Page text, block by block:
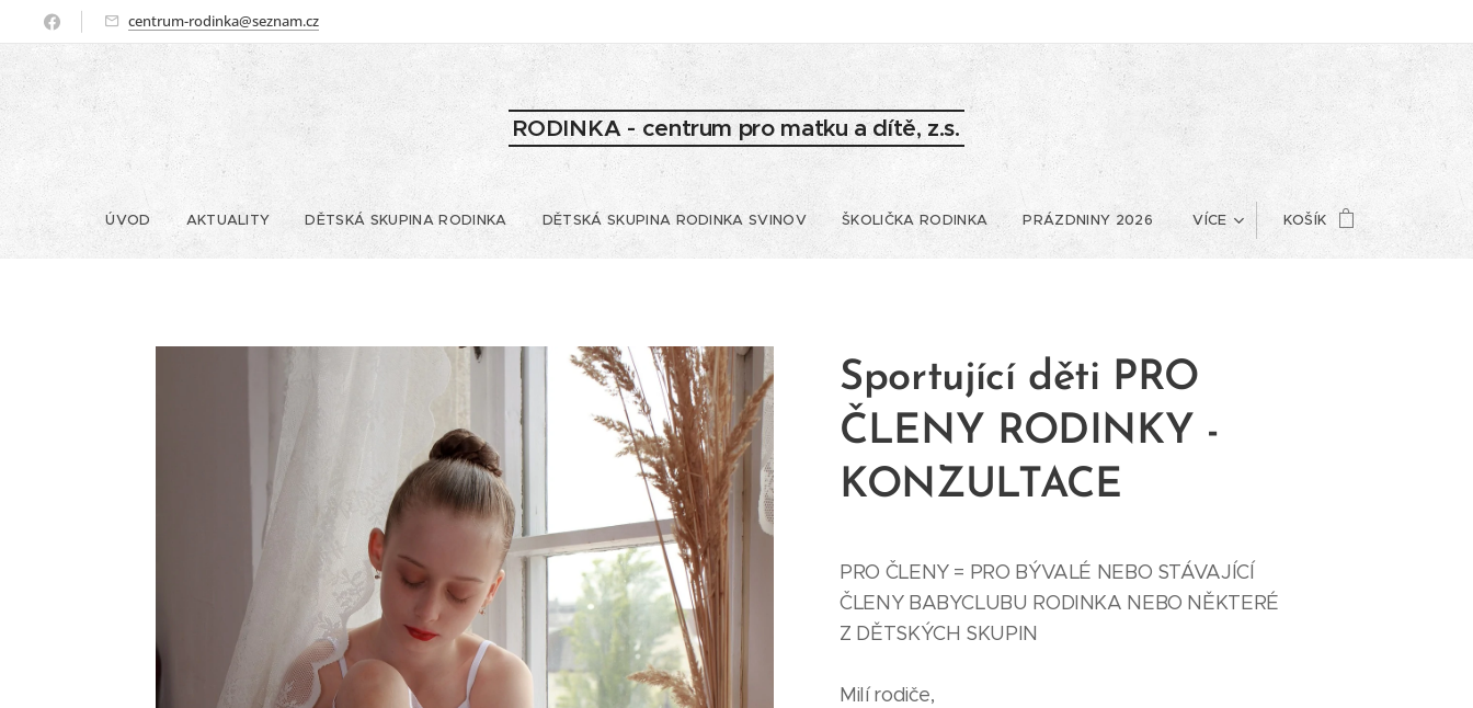
centrum-rodinka@seznam.cz
RODINKA - centrum pro matku a dítě, z.s.
ÚVOD AKTUALITY DĚTSKÁ SKUPINA RODINKA DĚTSKÁ SKUPINA RODINKA SVINOV ŠKOLIČKA RODINKA PRÁZDNINY 2026 VÍCE KOŠÍK
Sportující děti PRO
ČLENY RODINKY -
KONZULTACE
PRO ČLENY = PRO BÝVALÉ NEBO STÁVAJÍCÍ
ČLENY BABYCLUBU RODINKA NEBO NĚKTERÉ
Z DĚTSKÝCH SKUPIN
Milí rodiče,